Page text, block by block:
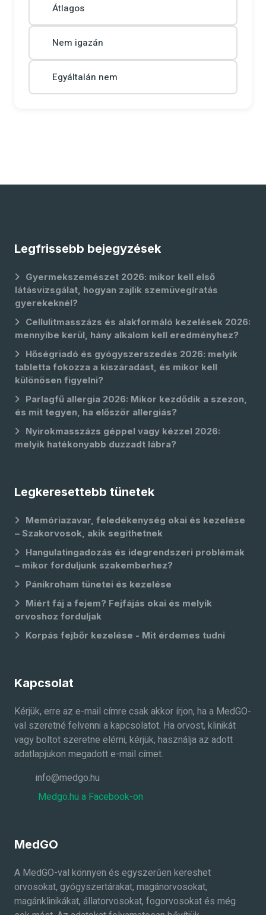
Átlagos
Nem igazán
Egyáltalán nem
Legfrissebb bejegyzések
Gyermekszemészet 2026: mikor kell első
látásvizsgálat, hogyan zajlik szemüvegíratás
gyerekeknél?
Cellulitmasszázs és alakformáló kezelések 2026:
mennyibe kerül, hány alkalom kell eredményhez?
Hőségriadó és gyógyszerszedés 2026: melyik
tabletta fokozza a kiszáradást, és mikor kell
különösen figyelni?
Parlagfű allergia 2026: Mikor kezdődik a szezon,
és mit tegyen, ha először allergiás?
Nyirokmasszázs géppel vagy kézzel 2026:
melyik hatékonyabb duzzadt lábra?
Legkeresettebb tünetek
Memóriazavar, feledékenység okai és kezelése
– Szakorvosok, akik segíthetnek
Hangulatingadozás és idegrendszeri problémák
– mikor forduljunk szakemberhez?
Pánikroham tünetei és kezelése
Miért fáj a fejem? Fejfájás okai és melyik
orvoshoz forduljak
Korpás fejbőr kezelése - Mit érdemes tudni
Kapcsolat
Kérjük, erre az e-mail címre csak akkor írjon, ha a MedGO-
val szeretné felvenni a kapcsolatot. Ha orvost, klinikát
vagy boltot szeretne elérni, kérjük, használja az adott
adatlapjukon megadott e-mail címet.
info@medgo.hu
Medgo.hu a Facebook-on
MedGO
A MedGO-val könnyen és egyszerűen kereshet
orvosokat, gyógyszertárakat, magánorvosokat,
magánklinikákat, állatorvosokat, fogorvosokat és még